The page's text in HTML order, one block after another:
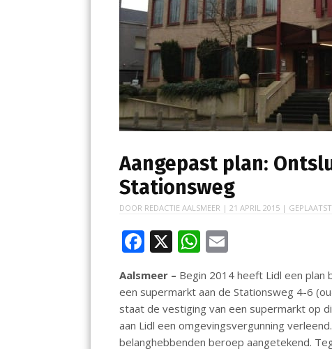
Aangepast plan:
Stationsweg
DOOR REDACTIE AALSMEER |21 APRIL 2015 |
F
ac
e
b
o
X W
h
at
s
A
ai
l
Aalsmeer – Begin 2014 heeft Lidl een
een supermarkt aan de Stationsweg 4-6
staat de vestiging van een supermarkt op
aan Lidl een omgevingsvergunning
belanghebbenden beroep aangetekend.